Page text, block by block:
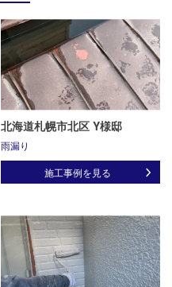
北海道札幌市北区 Y様邸
雨漏り
施工事例を見る